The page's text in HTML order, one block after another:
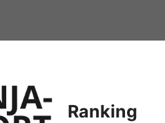
Ranking